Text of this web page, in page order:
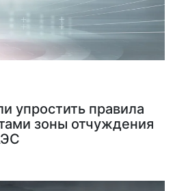
упростить правила
зоны отчуждения